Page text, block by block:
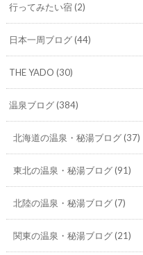
行ってみたい宿(2)
日本一周ブログ(44)
THE YADO (30)
温泉ブログ(384)
北海道の温泉・秘湯ブログ(37)
東北の温泉・秘湯ブログ(91)
北陸の温泉・秘湯ブログ(7)
関東の温泉・秘湯ブログ(21)